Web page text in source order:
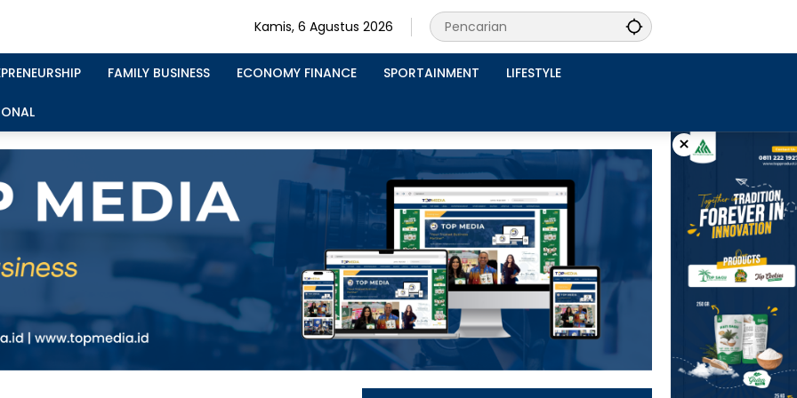
Kamis, 6 Agustus 2026
FAMILY BUSINESS ECONOMY FINANCE SPORTAINMENT LIFESTYLE
×